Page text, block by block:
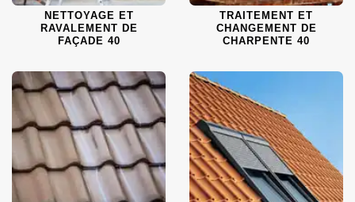
NETTOYAGE ET
RAVALEMENT DE
FAÇADE 40
TRAITEMENT ET
CHANGEMENT DE
CHARPENTE 40